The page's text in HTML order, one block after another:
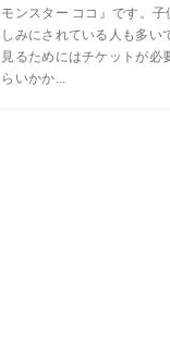
モンスター ココ』です。
しみにされている人も多い
見るためにはチケットが必
らいかか...